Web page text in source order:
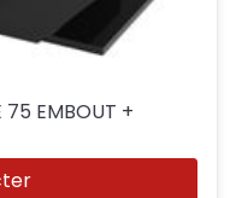
EMBOUT +